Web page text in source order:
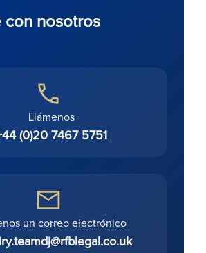
con nosotros
Llámenos
(0)20 7467 5751
un correo electrónico